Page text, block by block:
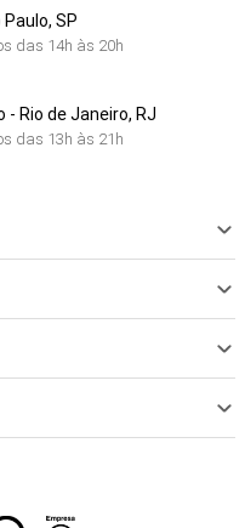
Paulo, SP
das 14h às 20h
- Rio de Janeiro, RJ
das 13h às 21h